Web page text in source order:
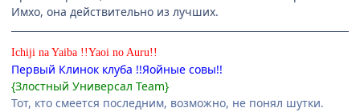
Имхо, она действительно из лучших.
Ichiji na Yaiba !!Yaoi no Auru!!
Первый Клинок клуба !!Яойные совы!!
{Злостный Универсал Team}
Тот, кто смеется последним, возможно, не понял шутки.